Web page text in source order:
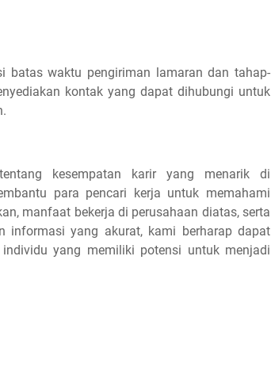
batas waktu pengiriman lamaran dan tahap-
kontak yang dapat dihubungi untuk
kesempatan karir yang menarik di
para pencari kerja untuk memahami
manfaat bekerja di perusahaan diatas, serta
informasi yang akurat, kami berharap dapat
yang memiliki potensi untuk menjadi